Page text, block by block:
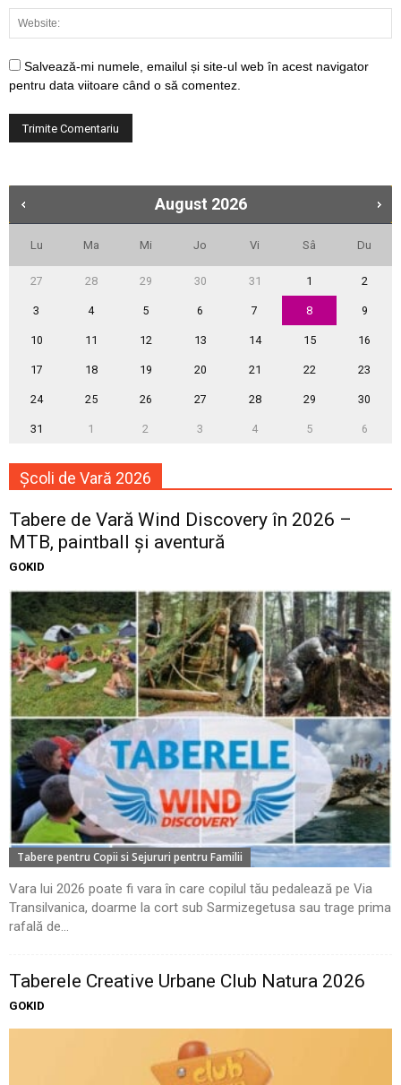
Salvează-mi numele, emailul și site-ul web în acest navigator
pentru data viitoare când o să comentez.
August 2026
Lu Ma Mi Jo Vi Sâ Du
27 28 29 30 31 1 2
3 4 5 6 7 8 9
10 11 12 13 14 15 16
17 18 19 20 21 22 23
24 25 26 27 28 29 30
31 1 2 3 4 5 6
Școli de Vară 2026
Tabere de Vară Wind Discovery în 2026 –
MTB, paintball și aventură
GOKID
Tabere pentru Copii si Sejururi pentru Familii
Vara lui 2026 poate fi vara în care copilul tău pedalează pe Via
Transilvanica, doarme la cort sub Sarmizegetusa sau trage prima
rafală de...
Taberele Creative Urbane Club Natura 2026
GOKID